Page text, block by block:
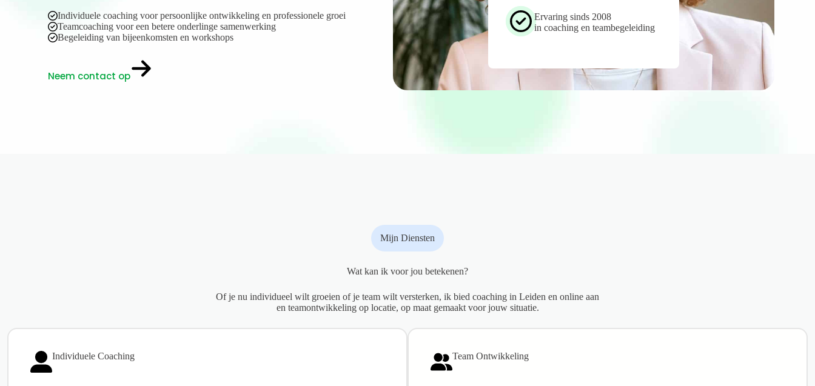
Individuele coaching voor persoonlijke ontwikkeling en professionele groei
Teamcoaching voor een betere onderlinge samenwerking
Begeleiding van bijeenkomsten en workshops
Neem contact op
Ervaring sinds 2008
in coaching en teambegeleiding
Mijn Diensten
Wat kan ik voor jou betekenen?
Of je nu individueel wilt groeien of je team wilt versterken, ik bied coaching in Leiden en online aan
en teamontwikkeling op locatie, op maat gemaakt voor jouw situatie.
Individuele Coaching Team Ontwikkeling